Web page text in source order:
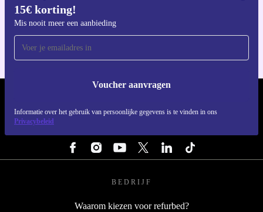
15€ korting!
Mis nooit meer een aanbieding
Voucher aanvragen
Informatie over het gebruik van persoonlijke gegevens is te vinden in ons
Privacybeleid
Voor iOS en Android
BEDRIJF
Waarom kiezen voor refurbed?